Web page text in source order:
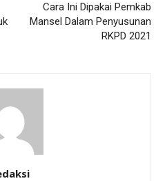
Cara Ini Dipakai Pemkab
Mansel Dalam Penyusunan
RKPD 2021